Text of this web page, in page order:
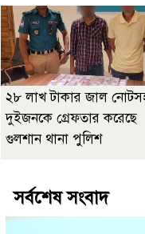
২৮ লাখ টাকার জাল
দুইজনকে গ্রেফতার করেছে
গুলশান থানা পুলিশ
সর্বশেষ সংবাদ